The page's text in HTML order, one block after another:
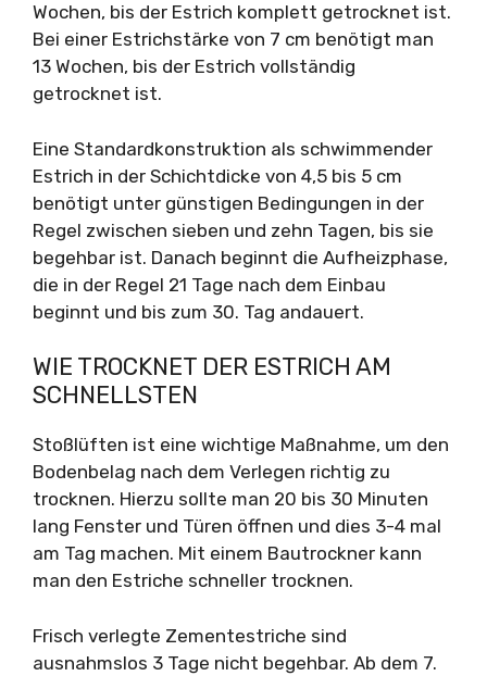
Wochen, bis der Estrich komplett getrocknet ist.
Bei einer Estrichstärke von 7 cm benötigt man
13 Wochen, bis der Estrich vollständig
getrocknet ist.
Eine Standardkonstruktion als schwimmender
Estrich in der Schichtdicke von 4,5 bis 5 cm
benötigt unter günstigen Bedingungen in der
Regel zwischen sieben und zehn Tagen, bis sie
begehbar ist. Danach beginnt die Aufheizphase,
die in der Regel 21 Tage nach dem Einbau
beginnt und bis zum 30. Tag andauert.
WIE TROCKNET DER ESTRICH AM
SCHNELLSTEN
Stoßlüften ist eine wichtige Maßnahme, um den
Bodenbelag nach dem Verlegen richtig zu
trocknen. Hierzu sollte man 20 bis 30 Minuten
lang Fenster und Türen öffnen und dies 3-4 mal
am Tag machen. Mit einem Bautrockner kann
man den Estriche schneller trocknen.
Frisch verlegte Zementestriche sind
ausnahmslos 3 Tage nicht begehbar. Ab dem 7.